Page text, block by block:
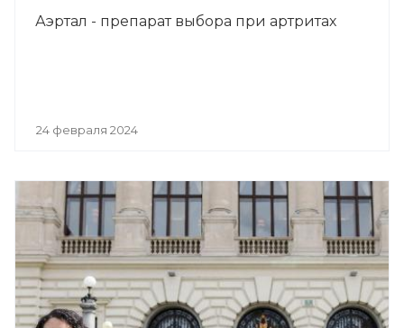
Аэртал - препарат выбора при артритах
24 февраля 2024